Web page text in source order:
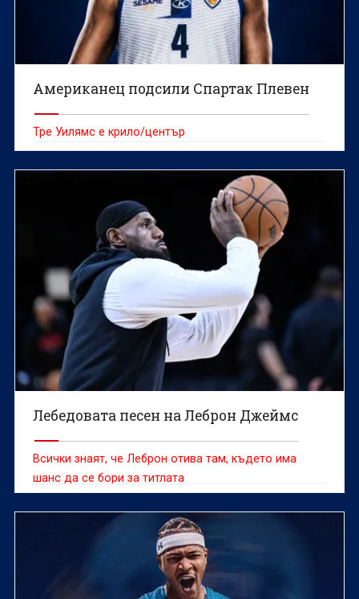
Американец подсили Спартак Плевен
Тре Уилямс е крило/център
Лебедовата песен на Леброн Джеймс
Всички знаят, че Леброн отива там, където има
шанс да се бори за титлата